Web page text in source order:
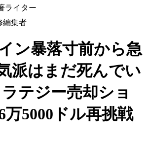
ライター
編集者
ン暴落寸前から急
派はまだ死んでい
テジー売却ショ
万5000ドル再挑戦